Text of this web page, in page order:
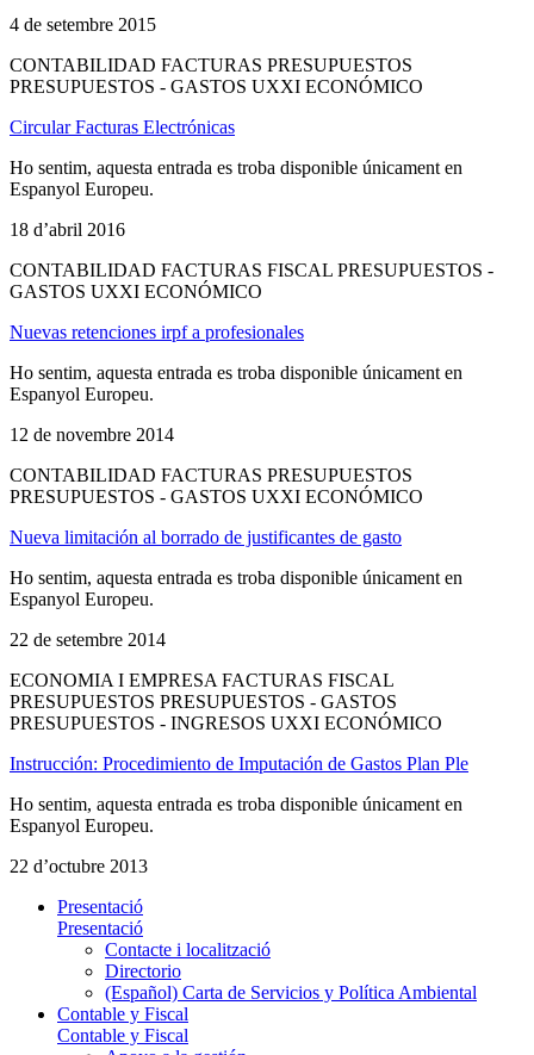
4 de setembre 2015
CONTABILIDAD FACTURAS PRESUPUESTOS
PRESUPUESTOS - GASTOS UXXI ECONÓMICO
Circular Facturas Electrónicas
Ho sentim, aquesta entrada es troba disponible únicament en
Espanyol Europeu.
18 d’abril 2016
CONTABILIDAD FACTURAS FISCAL PRESUPUESTOS -
GASTOS UXXI ECONÓMICO
Nuevas retenciones irpf a profesionales
Ho sentim, aquesta entrada es troba disponible únicament en
Espanyol Europeu.
12 de novembre 2014
CONTABILIDAD FACTURAS PRESUPUESTOS
PRESUPUESTOS - GASTOS UXXI ECONÓMICO
Nueva limitación al borrado de justificantes de gasto
Ho sentim, aquesta entrada es troba disponible únicament en
Espanyol Europeu.
22 de setembre 2014
ECONOMIA I EMPRESA FACTURAS FISCAL
PRESUPUESTOS PRESUPUESTOS - GASTOS
PRESUPUESTOS - INGRESOS UXXI ECONÓMICO
Instrucción: Procedimiento de Imputación de Gastos Plan Ple
Ho sentim, aquesta entrada es troba disponible únicament en
Espanyol Europeu.
22 d’octubre 2013
Presentació
Presentació
Contacte i localització
Directorio
(Español) Carta de Servicios y Política Ambiental
Contable y Fiscal
Contable y Fiscal